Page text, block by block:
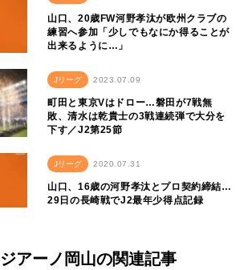
山口、20歳FW河野孝汰が欧州クラブの
練習へ参加「少しでもなにか得ることが
出来るように…」
Jリーグ 2023.07.09
町田と東京Vはドロー…磐田が7戦無
敗、清水は乾貴士の3戦連続弾で大分を
下す／J2第25節
Jリーグ 2020.07.31
山口、16歳の河野孝汰とプロ契約締結…
29日の長崎戦でJ2最年少得点記録
アーノ岡山の関連記事